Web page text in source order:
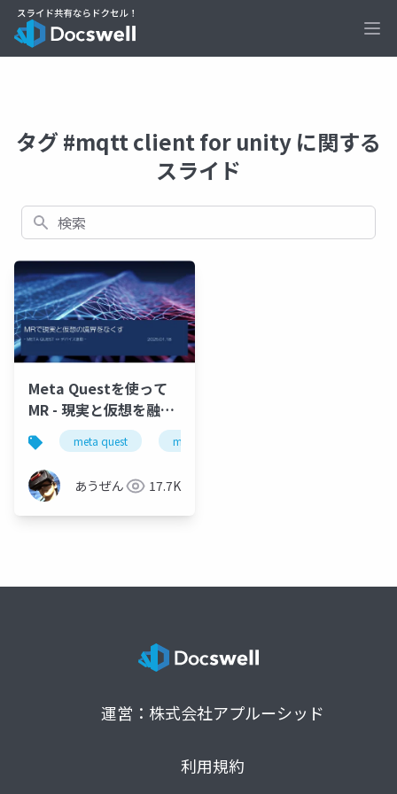
タグ #mqtt client for unity に関する
スライド
検索
Meta Questを使って
MR - 現実と仮想を融合
する デバイス連動編 -
meta quest mr
あうぜん 17.7K
運営：株式会社アプルーシッド
利用規約